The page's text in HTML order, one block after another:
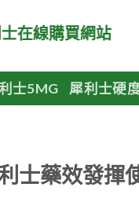
線購買網站
士5MG 犀利士硬
士藥效發揮